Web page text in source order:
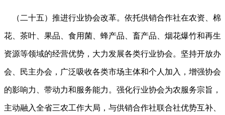
（二十五）推进行业协会改革。依托供销合作社在农资、棉
花、茶叶、果品、食用菌、蜂产品、畜产品、烟花爆竹和再生
资源等领域的经营优势，大力发展各类行业协会。坚持开放办
会、民主办会，广泛吸收各类市场主体和个人加入，增强协会
的影响力、带动力和服务能力。强化行业协会为农服务宗旨，
主动融入全省三农工作大局，与供销合作社联合社优势互补、